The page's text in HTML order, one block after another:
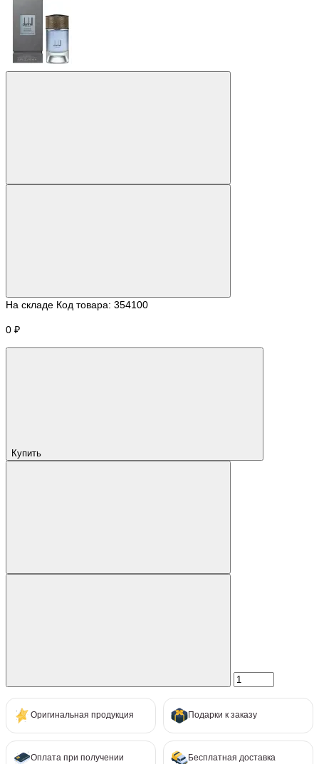
На складе Код товара: 354100
0 ₽
Купить
Оригинальная продукция Подарки к заказу
Оплата при получении Бесплатная доставка